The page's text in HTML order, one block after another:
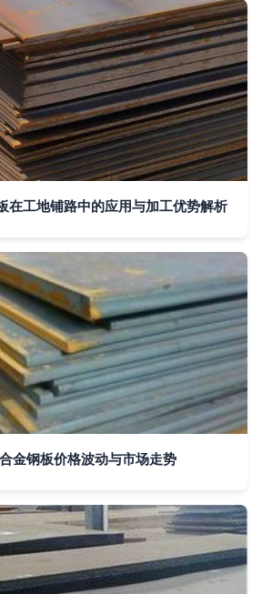
工地铺路中的应用与加工优势解析
金钢板价格波动与市场走势